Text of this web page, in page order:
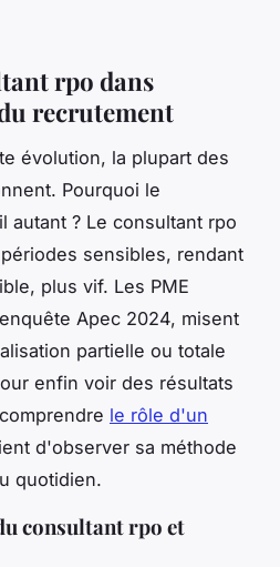
rpo dans
recrutement
évolution, la plupart des
Pourquoi le
autant ? Le consultant rpo
sensibles, rendant
plus vif. Les PME
Apec 2024, misent
partielle ou totale
enfin voir des résultats
le rôle d'un
d'observer sa méthode
quotidien.
consultant rpo et